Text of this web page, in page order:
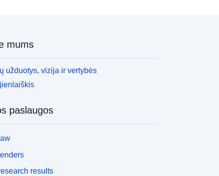
mums
užduotys, vizija ir vertybės
paslaugos
results